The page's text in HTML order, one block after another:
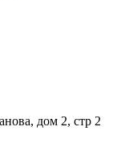
дом 2, стр 2